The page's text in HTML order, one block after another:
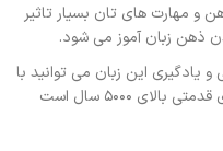
و مهارت های تان بسیار تاثیر
ذهن زبان آموز می شود.
این زبان می توانید با
فرهنگ غنی و وسیع کشور چین که دارای قدمتی بالای ۵۰۰۰ سال است